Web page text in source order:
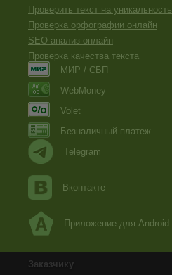
Проверить текст на уникальность
Проверка орфографии онлайн
SEO анализ онлайн
Проверка качества текста
МИР / СБП
WebMoney
Volet
Безналичный платеж
Telegram
Вконтакте
Приложение для Android
Заказчику